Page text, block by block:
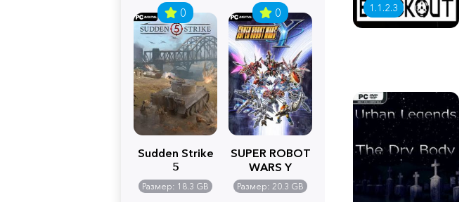
0
Sudden Strike
5
Размер: 18.3 GB
0
SUPER ROBOT
WARS Y
Размер: 20.3 GB
1.1.2.3